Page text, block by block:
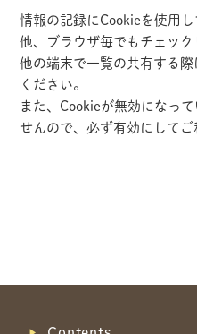
情報の記録にCookieを使用
他、ブラウザ毎でもチェック
他の端末で一覧の共有する
ください。
また、Cookieが無効になっ
せんので、必ず有効にしてご